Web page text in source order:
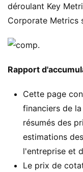
déroulant Key
Corporate Metrics
Rapport
Cette page
financiers de
résumés des
estimations
l'entreprise et
Le prix de